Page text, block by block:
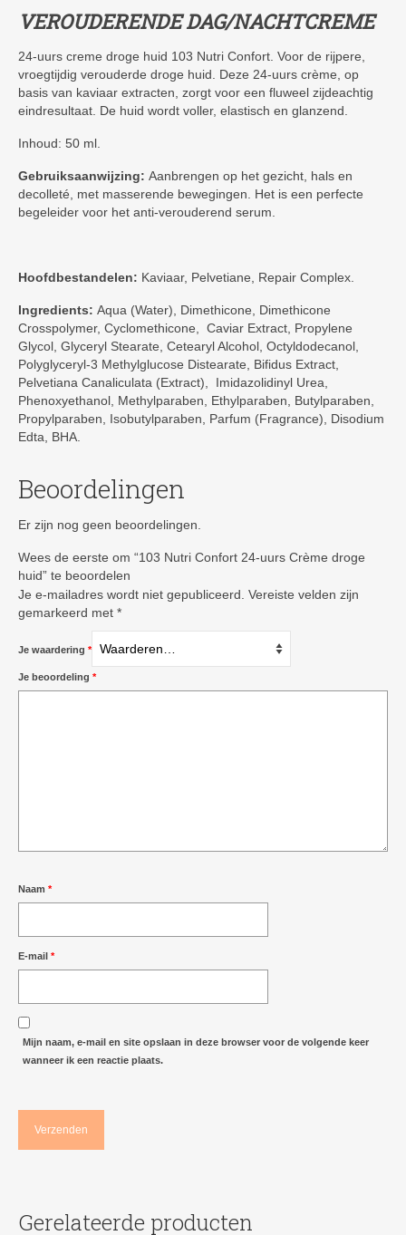
VEROUDERENDEDAG/NACHTCREME
24-uurs creme droge huid 103 Nutri Confort. Voor de rijpere,
vroegtijdig verouderde droge huid. Deze 24-uurs crème, op
basis van kaviaar extracten, zorgt voor een fluweel zijdeachtig
eindresultaat. De huid wordt voller, elastisch en glanzend.
Inhoud: 50 ml.
Gebruiksaanwijzing: Aanbrengen op het gezicht, hals en
decolleté, met masserende bewegingen. Het is een perfecte
begeleider voor het anti-verouderend serum.
Hoofdbestandelen: Kaviaar, Pelvetiane, Repair Complex.
Ingredients: Aqua (Water), Dimethicone, Dimethicone
Crosspolymer, Cyclomethicone, Caviar Extract, Propylene
Glycol, Glyceryl Stearate, Cetearyl Alcohol, Octyldodecanol,
Polyglyceryl-3 Methylglucose Distearate, Bifidus Extract,
Pelvetiana Canaliculata (Extract), Imidazolidinyl Urea,
Phenoxyethanol, Methylparaben, Ethylparaben, Butylparaben,
Propylparaben, Isobutylparaben, Parfum (Fragrance), Disodium
Edta, BHA.
Beoordelingen
Er zijn nog geen beoordelingen.
Wees de eerste om “103 Nutri Confort 24-uurs Crème droge
huid” te beoordelen
Je e-mailadres wordt niet gepubliceerd. Vereiste velden zijn
gemarkeerd met *
Je waardering *
Je beoordeling *
Naam *
E-mail *
Mijn naam, e-mail en site opslaan in deze browser voor de volgende keer
wanneer ik een reactie plaats.
Gerelateerde producten